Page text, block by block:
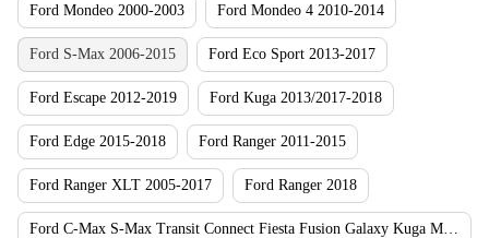
Ford Mondeo 2000-2003 Ford Mondeo 4 2010-2014
Ford S-Max 2006-2015 Ford Eco Sport 2013-2017
Ford Escape 2012-2019 Ford Kuga 2013/2017-2018
Ford Edge 2015-2018 Ford Ranger 2011-2015
Ford Ranger XLT 2005-2017 Ford Ranger 2018
Ford C-Max S-Max Transit Connect Fiesta Fusion Galaxy Kuga Mondeo Focus 2005-2008